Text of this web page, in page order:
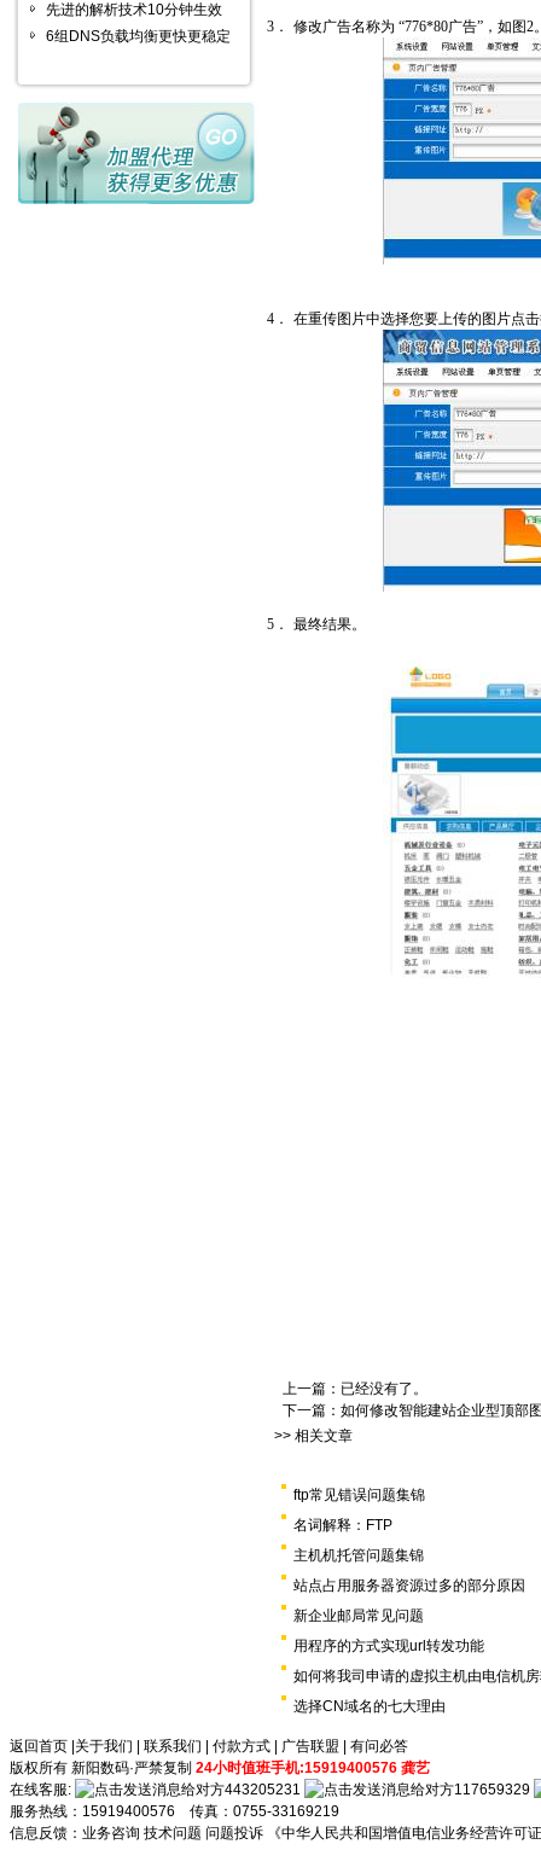
先进的解析技术10分钟生效
6组DNS负载均衡更快更稳定
3． 修改广告名称为 “776*80广告” ，如图2
4． 在重传图片中选择您要上传的图片点
5． 最终结果。
上一篇：已经没有了。
下一篇： 如何修改智能建站企业型顶部
>> 相关文章
ftp常见错误问题集锦
名词解释：FTP
主机机托管问题集锦
站点占用服务器资源过多的部分原因
新企业邮局常见问题
用程序的方式实现url转发功能
如何将我司申请的虚拟主机由电信机
选择CN域名的七大理由
返回首页 关于我们 联系我们 付款方式 广告联盟
有问必答
版权所有 新阳数码·严禁复制 24小时值班手机:15919400576 龚艺
在线客服:
443205231
117659329
服务热线：15919400576 传真：0755-33169219
信息反馈： 业务咨询 技术问题 问题投诉 《中华人民共和国增值电信业务经营许可